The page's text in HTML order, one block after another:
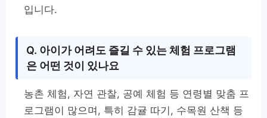
입니다.
Q. 아이가 어려도 즐길 수 있는 체험 프로그램
은 어떤 것이 있나요
농촌 체험, 자연 관찰, 공예 체험 등 연령별 맞춤 프
로그램이 많으며, 특히 감귤 따기, 수목원 산책 등